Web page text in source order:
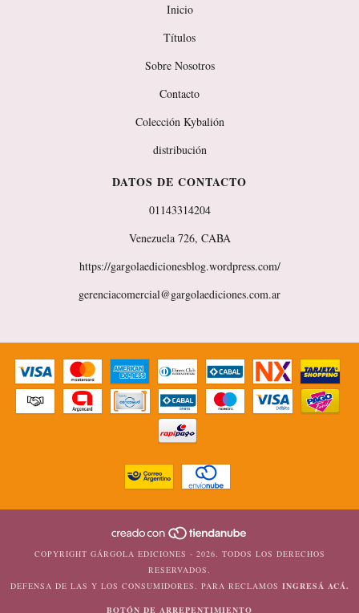
Inicio
Títulos
Sobre Nosotros
Contacto
Colección Kybalión
distribución
DATOS DE CONTACTO
01143314204
Venezuela 726, CABA
https://gargolaedicionesblog.wordpress.com/
gerenciacomercial@gargolaediciones.com.ar
COPYRIGHT GÁRGOLA EDICIONES - 2026. TODOS LOS DERECHOS
RESERVADOS.
DEFENSA DE LAS Y LOS CONSUMIDORES. PARA RECLAMOS INGRESÁ ACÁ.
BOTÓN DE ARREPENTIMIENTO